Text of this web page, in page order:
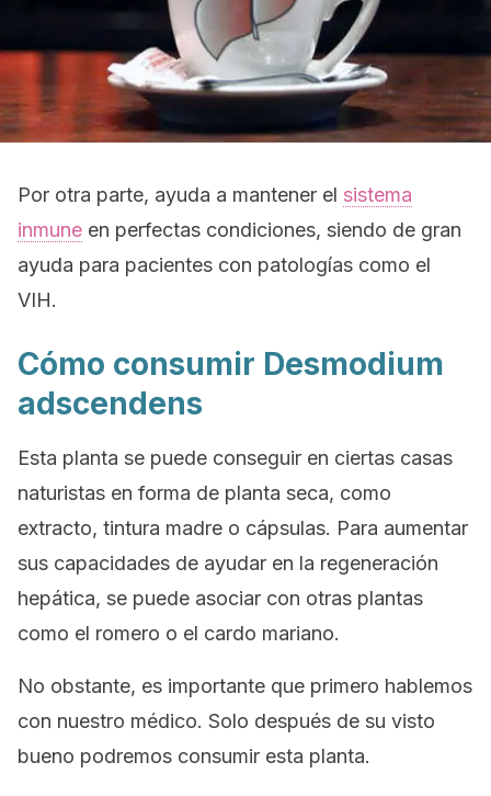
Por otra parte, ayuda a mantener el sistema
inmune en perfectas condiciones, siendo de gran
ayuda para pacientes con patologías como el
VIH.
Cómo consumir Desmodium
adscendens
Esta planta se puede conseguir en ciertas casas
naturistas en forma de planta seca, como
extracto, tintura madre o cápsulas. Para aumentar
sus capacidades de ayudar en la regeneración
hepática, se puede asociar con otras plantas
como el romero o el cardo mariano.
No obstante, es importante que primero hablemos
con nuestro médico. Solo después de su visto
bueno podremos consumir esta planta.